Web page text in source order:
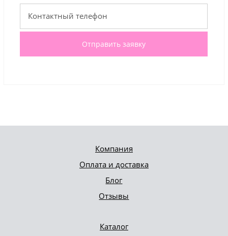
Отправить заявку
Компания
Оплата и доставка
Блог
Отзывы
Каталог